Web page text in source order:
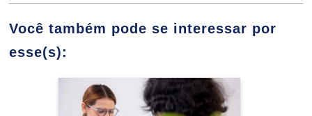
Aspectos Introdutórios em Saúde Mental
e Psiquiatria
Você também pode se interessar por
esse(s):
Especialização em
Assistência de